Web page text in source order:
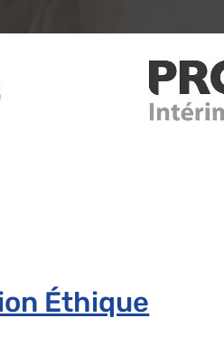
Éthique